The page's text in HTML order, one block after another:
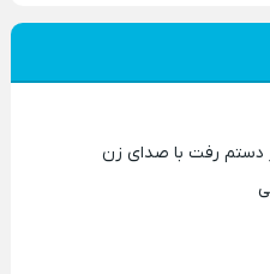
دستم رفت با صدای زن